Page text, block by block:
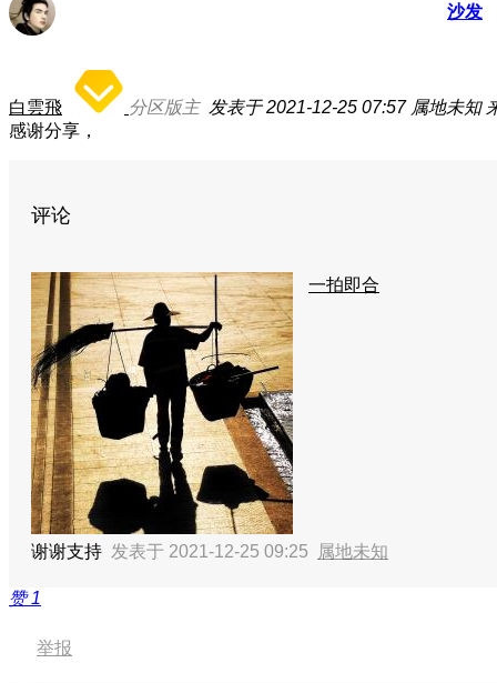
沙发
白雲飛 分区版主 发表于 2021-12-25 07:57 属地未知
感谢分享，
评论
一拍即合
谢谢支持 发表于 2021-12-25 09:25 属地未知
赞1
举报